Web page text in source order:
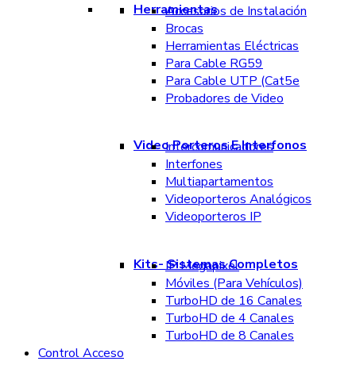
Herramientas
Accesorios de Instalación
Brocas
Herramientas Eléctricas
Para Cable RG59
Para Cable UTP (Cat5e
Probadores de Video
Video Porteros E Interfonos
Intercomunicadores
Interfones
Multiapartamentos
Videoporteros Analógicos
Videoporteros IP
Kits- Sistemas Completos
IP Megapixel
Móviles (Para Vehículos)
TurboHD de 16 Canales
TurboHD de 4 Canales
TurboHD de 8 Canales
Control Acceso